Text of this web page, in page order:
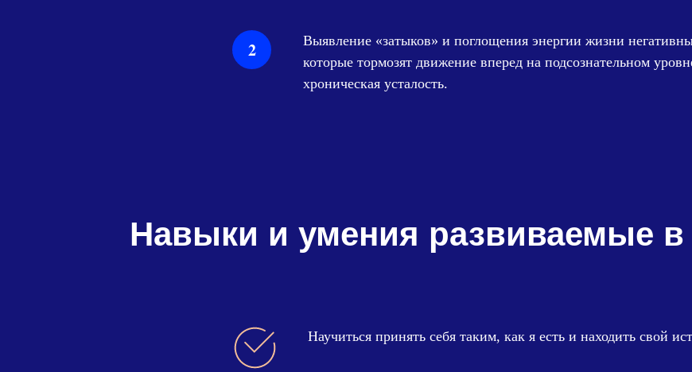
Выявление «затыков» и поглощения энергии жизни
которые тормозят движение вперед на подсознательном
хроническая усталость.
Навыки и умения развиваемые в
Научиться принять себя таким, как я есть и находить свой